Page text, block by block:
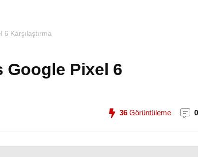
Karşılaştırma
Google Pixel 6
36 Görüntüleme 0